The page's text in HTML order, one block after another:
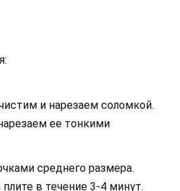
и нарезаем соломкой.
ее тонкими
среднего размера.
в течение 3-4 минут.